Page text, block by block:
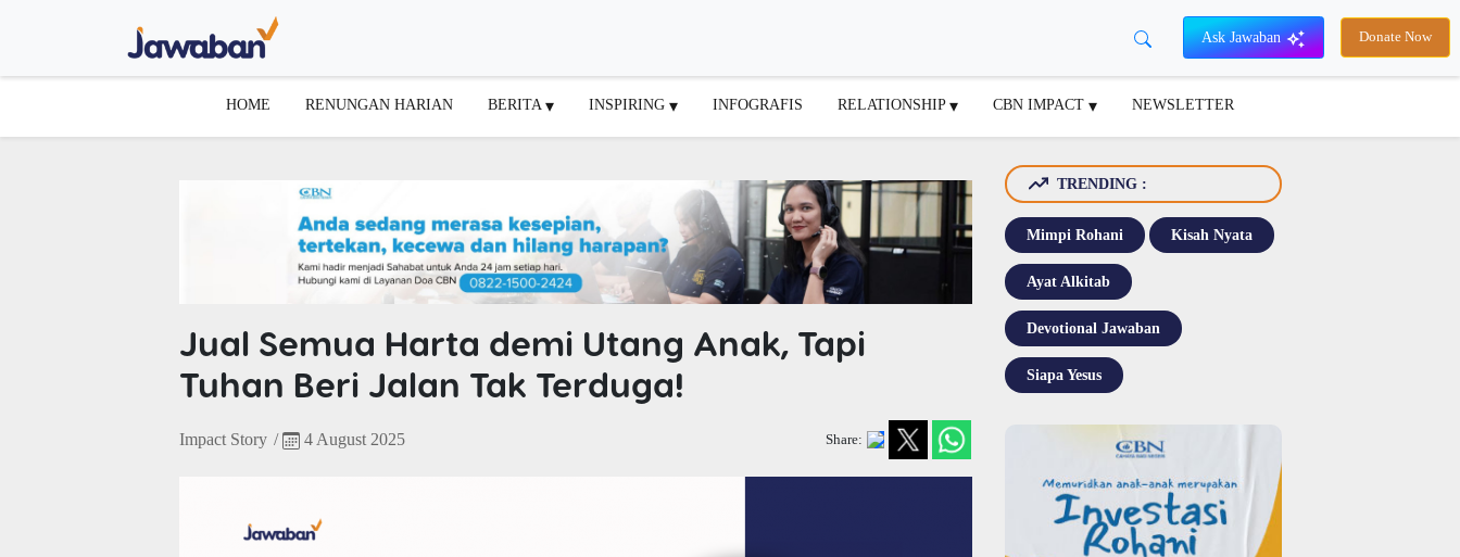
Ask Jawaban Donate Now
HOME RENUNGAN HARIAN BERITA INSPIRING INFOGRAFIS RELATIONSHIP CBN IMPACT NEWSLETTER
Jual Semua Harta demi Utang Anak, Tapi
Tuhan Beri Jalan Tak Terduga!
Impact Story / 4 August 2025 Share:
TRENDING :
Mimpi Rohani Kisah Nyata
Ayat Alkitab
Devotional Jawaban
Siapa Yesus